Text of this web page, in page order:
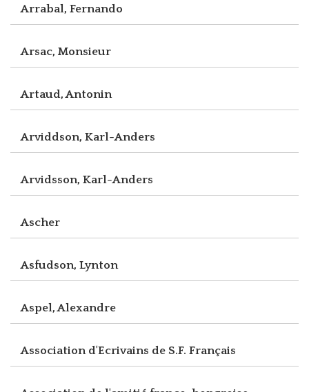
Arrabal, Fernando
Arsac, Monsieur
Artaud, Antonin
Arviddson, Karl-Anders
Arvidsson, Karl-Anders
Ascher
Asfudson, Lynton
Aspel, Alexandre
Association d'Ecrivains de S.F. Français